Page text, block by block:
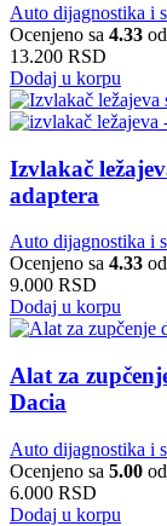
Auto dijagnostika i
Ocenjeno sa 4.33
13.200 RSD
Dodaj u korpu
Izvlakač
adaptera
Auto dijagnostika i
Ocenjeno sa 4.33
9.000 RSD
Dodaj u korpu
Alat za
Dacia
Auto dijagnostika i
Ocenjeno sa 5.00
6.000 RSD
Dodaj u korpu